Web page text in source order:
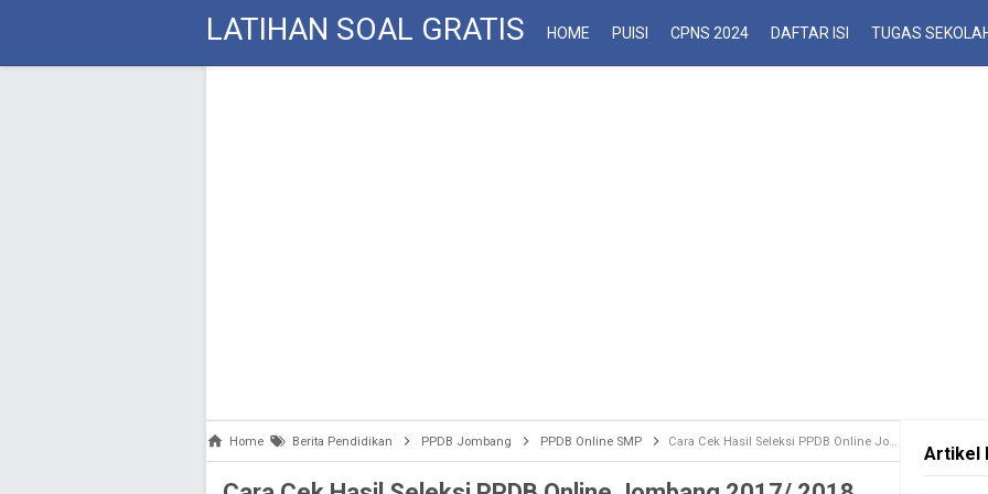
LATIHAN SOAL GRATIS HOME PUISI CPNS 2024 DAFTAR ISI TUGAS
Home Berita Pendidikan PPDB Jombang PPDB Online SMP Cara Cek Hasil Seleksi PPDB Online Jombang 2017/ 2018
Artikel